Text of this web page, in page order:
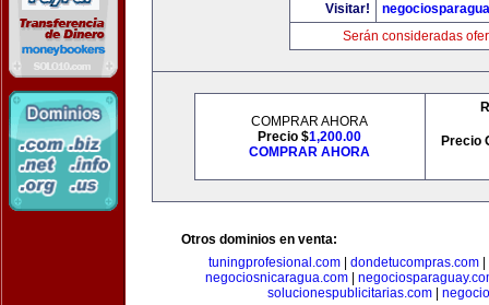
Visitar!
Serán consideradas
COMPRAR AHORA
Precio $1,200.00
COMPRAR AHORA
Precio
Otros dominios en venta:
tuningprofesional.com| dondetucompras.com|
negociosnicaragua.com
solucionespublicitarias.com|